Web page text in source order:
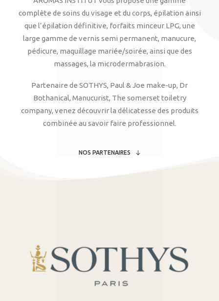
complète de soins du visage et du corps, épilation ainsi
que l’épilation définitive, forfaits minceur LPG, une
large gamme de vernis semi permanent, manucure,
pédicure, maquillage mariée/soirée, ainsi que des
massages, la microdermabrasion.
Partenaire de SOTHYS, Paul & Joe make-up, Dr
Bothanical, Manucurist, The somerset toiletry
company, venez découvrir la délicatesse des produits
combinée au savoir faire professionnel.
NOS PARTENAIRES